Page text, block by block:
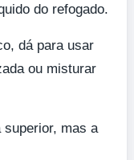
do refogado.
dá para usar
ou misturar
superior, mas a